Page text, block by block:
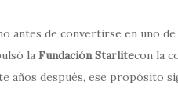
antes de convertirse en uno
la Fundación Starlitecon la
años después, ese propósito